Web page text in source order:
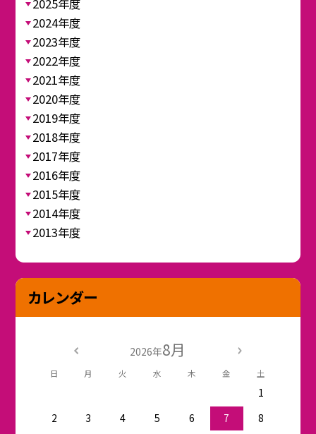
2025年度
2024年度
2023年度
2022年度
2021年度
2020年度
2019年度
2018年度
2017年度
2016年度
2015年度
2014年度
2013年度
カレンダー
2026年8月
日 月 火 水 木 金 土
1
2
3 4 5 6 7
8